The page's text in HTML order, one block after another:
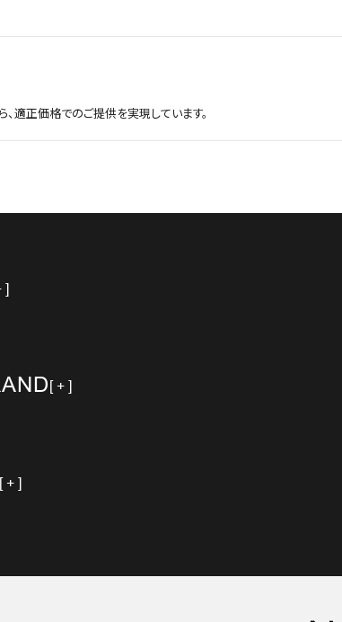
適正価格でのご提供を実現しています。